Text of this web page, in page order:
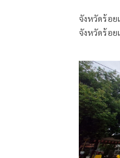
กันเอ
จังหวัดร้อย
จังหวัดร้อ